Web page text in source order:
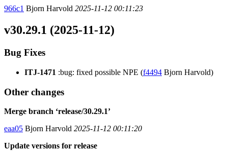
966c1 Bjorn Harvold 2025-11-12 00:11:23
v30.29.1 (2025-11-12)
Bug Fixes
ITJ-1471 :bug: fixed possible NPE (f4494 Bjorn Harvold)
Other changes
Merge branch ‘release/30.29.1’
eaa05 Bjorn Harvold 2025-11-12 00:11:20
Update versions for release